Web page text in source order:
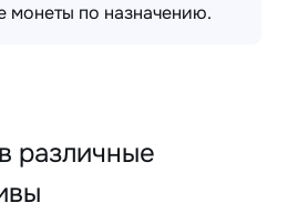
монеты по назначению.
различные